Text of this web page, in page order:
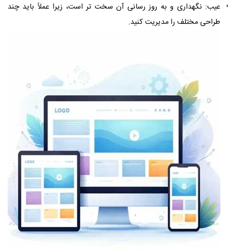
عیب: نگهداری و به روز رسانی آن سخت ‌تر است، زیرا عملاً باید چند
طراحی مختلف را مدیریت کنید.